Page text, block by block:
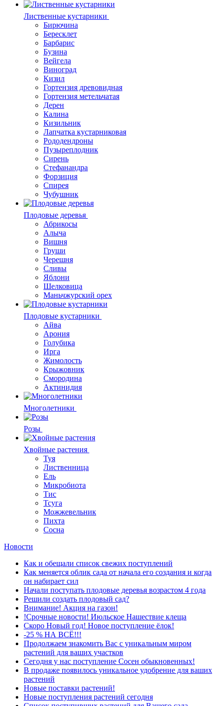
Лиственные кустарники
Бирючина
Бересклет
Барбарис
Бузина
Вейгела
Виноград
Кизил
Гортензия древовидная
Гортензия метельчатая
Дерен
Калина
Кизильник
Лапчатка кустарниковая
Рододендроны
Пузыреплодник
Сирень
Стефанандра
Форзиция
Спирея
Чубушник
Плодовые деревья
Абрикосы
Алыча
Вишня
Груши
Черешня
Сливы
Яблони
Шелковица
Маньчжурский орех
Плодовые кустарники
Айва
Арония
Голубика
Ирга
Жимолость
Крыжовник
Смородина
Актинидия
Многолетники
Розы
Хвойные растения
Туя
Лиственница
Ель
Микробиота
Тис
Тсуга
Можжевельник
Пихта
Сосна
Новости
Как и обещали список свежих поступлений
Как меняется облик сада от начала его создания и когда
он набирает сил
Начали поступать плодовые деревья возрастом 4 года
Решили создать плодовый сад?
Внимание! Акция на газон!
!Срочные новости! Июльское Нашествие клеща
Скоро Новый год! Новое поступление ёлок!
-25 % НА ВСЁ!!!
Продолжаем знакомить Вас с уникальным миром
растений для ваших участков
Сегодня у нас поступление Сосен обыкновенных!
В продаже появилось уникальное удобрение для ваших
растений
Новые поставки растений!
Новые поступления растений сегодня